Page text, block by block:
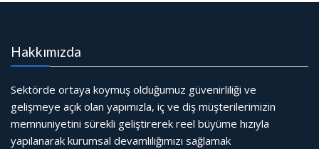
Hakkımızda
Sektörde ortaya koymuş olduğumuz güvenirliliği ve
gelişmeye açık olan yapımızla, iç ve diş müşterilerimizin
memnuniyetini sürekli geliştirerek reel büyüme hızıyla
yapılanarak kurumsal devamlılığımızı sağlamak